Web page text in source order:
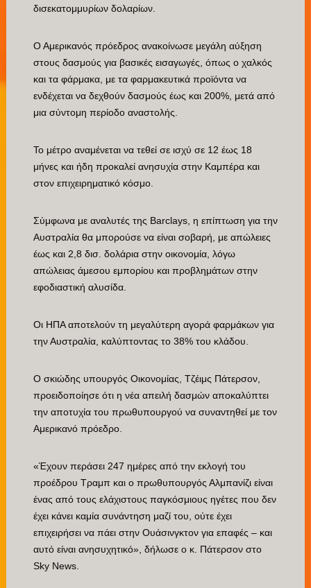
δισεκατομμυρίων δολαρίων.
Ο Αμερικανός πρόεδρος ανακοίνωσε μεγάλη αύξηση
στους δασμούς για βασικές εισαγωγές, όπως ο χαλκός
και τα φάρμακα, με τα φαρμακευτικά προϊόντα να
ενδέχεται να δεχθούν δασμούς έως και 200%, μετά από
μια σύντομη περίοδο αναστολής.
Το μέτρο αναμένεται να τεθεί σε ισχύ σε 12 έως 18
μήνες και ήδη προκαλεί ανησυχία στην Καμπέρα και
στον επιχειρηματικό κόσμο.
Σύμφωνα με αναλυτές της Barclays, η επίπτωση για την
Αυστραλία θα μπορούσε να είναι σοβαρή, με απώλειες
έως και 2,8 δισ. δολάρια στην οικονομία, λόγω
απώλειας άμεσου εμπορίου και προβλημάτων στην
εφοδιαστική αλυσίδα.
Οι ΗΠΑ αποτελούν τη μεγαλύτερη αγορά φαρμάκων για
την Αυστραλία, καλύπτοντας το 38% του κλάδου.
Ο σκιώδης υπουργός Οικονομίας, Τζέιμς Πάτερσον,
προειδοποίησε ότι η νέα απειλή δασμών αποκαλύπτει
την αποτυχία του πρωθυπουργού να συναντηθεί με τον
Αμερικανό πρόεδρο.
«Έχουν περάσει 247 ημέρες από την εκλογή του
προέδρου Τραμπ και ο πρωθυπουργός Αλμπανίζι είναι
ένας από τους ελάχιστους παγκόσμιους ηγέτες που δεν
έχει κάνει καμία συνάντηση μαζί του, ούτε έχει
επιχειρήσει να πάει στην Ουάσινγκτον για επαφές – και
αυτό είναι ανησυχητικό», δήλωσε ο κ. Πάτερσον στο
Sky News.